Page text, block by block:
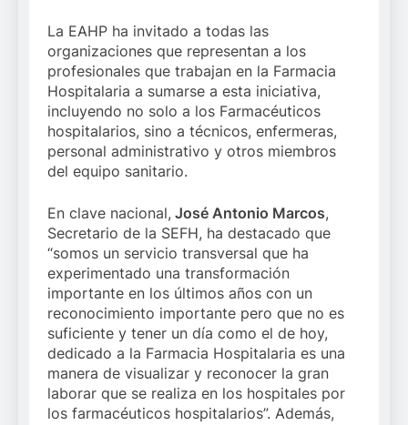
La EAHP ha invitado a todas las
organizaciones que representan a los
profesionales que trabajan en la Farmacia
Hospitalaria a sumarse a esta iniciativa,
incluyendo no solo a los Farmacéuticos
hospitalarios, sino a técnicos, enfermeras,
personal administrativo y otros miembros
del equipo sanitario.
En clave nacional, José Antonio Marcos,
Secretario de la SEFH, ha destacado que
“somos un servicio transversal que ha
experimentado una transformación
importante en los últimos años con un
reconocimiento importante pero que no es
suficiente y tener un día como el de hoy,
dedicado a la Farmacia Hospitalaria es una
manera de visualizar y reconocer la gran
laborar que se realiza en los hospitales por
los farmacéuticos hospitalarios”. Además,